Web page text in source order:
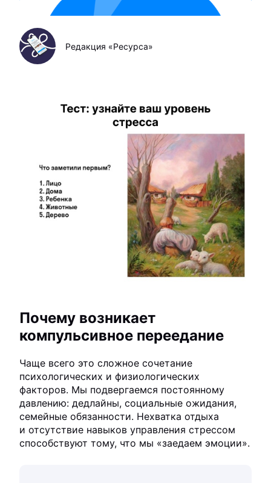
Редакция «Ресурса»
Почему возникает
компульсивное переедание
Чаще всего это сложное сочетание
психологических и физиологических
факторов. Мы подвергаемся постоянному
давлению: дедлайны, социальные ожидания,
семейные обязанности. Нехватка отдыха
и отсутствие навыков управления стрессом
способствуют тому, что мы «заедаем эмоции».